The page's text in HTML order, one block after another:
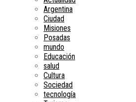
Argentina
Ciudad
Misiones
Posadas
mundo
Educación
salud
Cultura
Sociedad
tecnología